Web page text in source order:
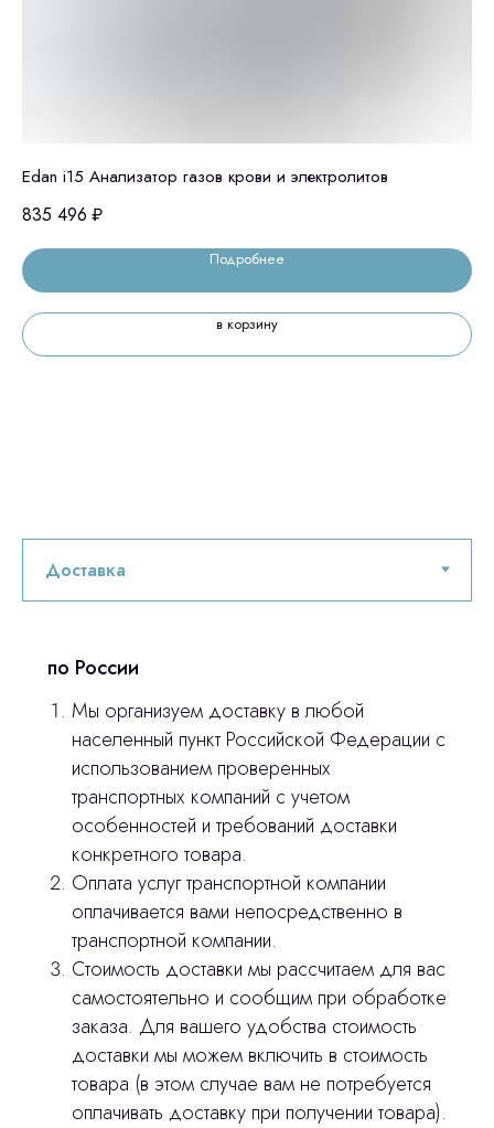
Edan i15 Анализатор газов крови и электролитов
835 496 ₽
Подробнее
в корзину
по России
Мы организуем доставку в любой
населенный пункт Российской Федерации с
использованием проверенных
транспортных компаний с учетом
особенностей и требований доставки
конкретного товара.
Оплата услуг транспортной компании
оплачивается вами непосредственно в
транспортной компании.
Стоимость доставки мы рассчитаем для вас
самостоятельно и сообщим при обработке
заказа. Для вашего удобства стоимость
доставки мы можем включить в стоимость
товара (в этом случае вам не потребуется
оплачивать доставку при получении товара).
Остались вопросы
оставьте контакты, мы свяжемся и
ответим на все вопросы
© 2024 ЛС Дентал Групп
Главная
Продукция
Оплата и доставка
Контакты